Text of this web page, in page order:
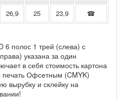
26,9 25 23,9 ☎
6 полос 1 трей (слева) с
указана за один
в себя стоимость картона
Офсетным (CMYK)
вырубку и склейку на